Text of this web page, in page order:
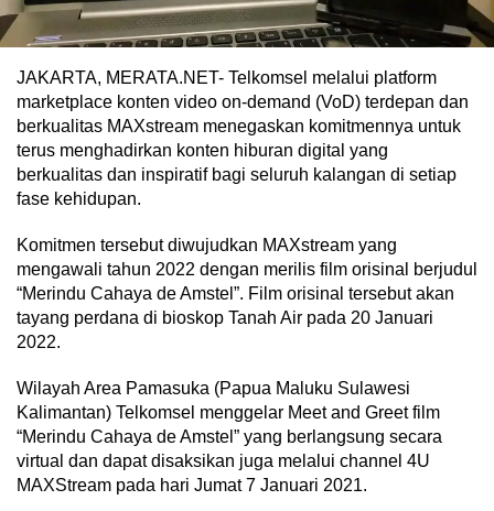
JAKARTA, MERATA.NET- Telkomsel melalui platform
marketplace konten video on-demand (VoD) terdepan dan
berkualitas MAXstream menegaskan komitmennya untuk
terus menghadirkan konten hiburan digital yang
berkualitas dan inspiratif bagi seluruh kalangan di setiap
fase kehidupan.
Komitmen tersebut diwujudkan MAXstream yang
mengawali tahun 2022 dengan merilis film orisinal berjudul
“Merindu Cahaya de Amstel”. Film orisinal tersebut akan
tayang perdana di bioskop Tanah Air pada 20 Januari
2022.
Wilayah Area Pamasuka (Papua Maluku Sulawesi
Kalimantan) Telkomsel menggelar Meet and Greet film
“Merindu Cahaya de Amstel” yang berlangsung secara
virtual dan dapat disaksikan juga melalui channel 4U
MAXStream pada hari Jumat 7 Januari 2021.